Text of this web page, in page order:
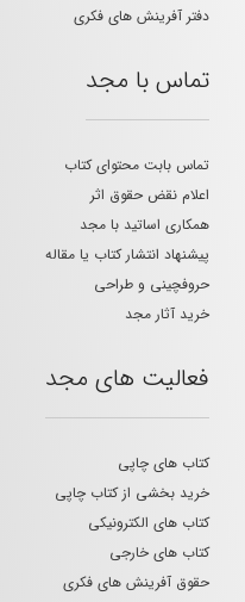
دفتر آفرینش های فکری
تماس با مجد
تماس بابت محتوای کتاب
اعلام نقض حقوق اثر
همکاری اساتید با مجد
پیشنهاد انتشار کتاب یا مقاله
حروفچینی و طراحی
خرید آثار مجد
فعالیت های مجد
کتاب های چاپی
خرید بخشی از کتاب چاپی
کتاب های الکترونیکی
کتاب های خارجی
حقوق آفرینش های فکری